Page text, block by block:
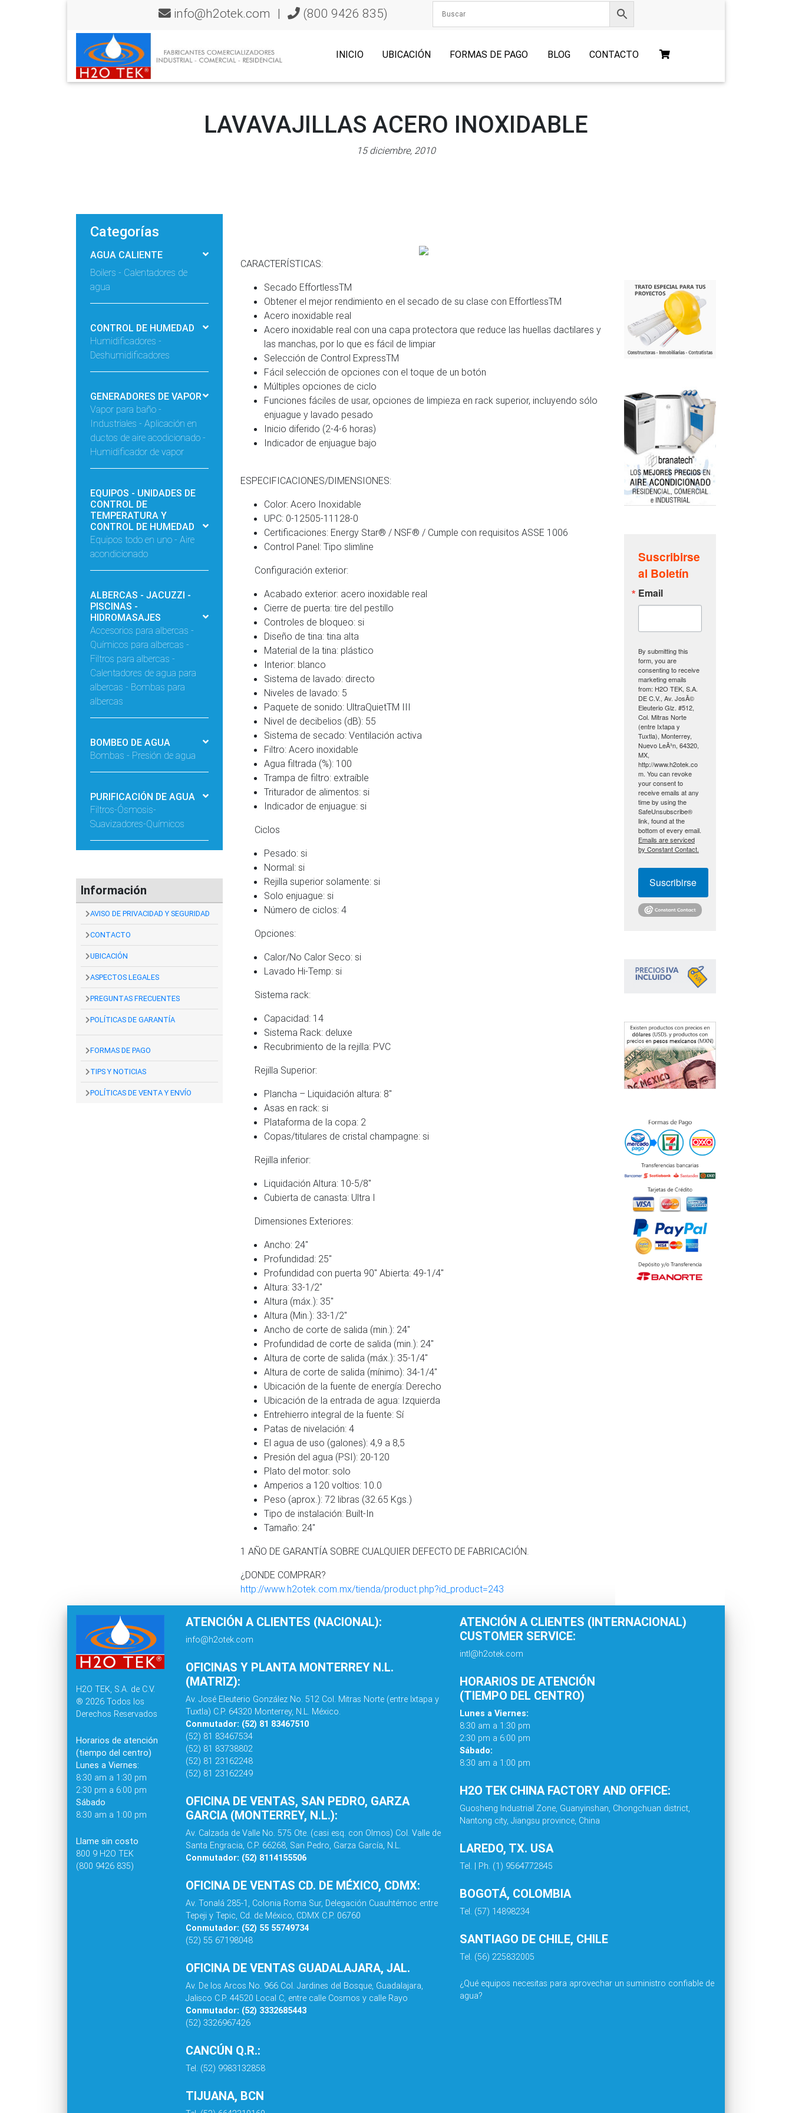
info@h2otek.com | (800 9426 835)
INICIO UBICACIÓN FORMAS DE PAGO BLOG CONTACTO
LAVAVAJILLAS ACERO INOXIDABLE
15 diciembre, 2010
Categorías
AGUA CALIENTE
Boilers - Calentadores de
agua
CONTROL DE HUMEDAD
Humidificadores -
Deshumidificadores
GENERADORES DE VAPOR
Vapor para baño -
Industriales - Aplicación en
ductos de aire acodicionado -
Humidificador de vapor
EQUIPOS - UNIDADES DE
CONTROL DE
TEMPERATURA Y
CONTROL DE HUMEDAD
Equipos todo en uno - Aire
acondicionado
ALBERCAS - JACUZZI -
PISCINAS -
HIDROMASAJES
Accesorios para albercas -
Químicos para albercas -
Filtros para albercas -
Calentadores de agua para
albercas - Bombas para
albercas
BOMBEO DE AGUA
Bombas - Presión de agua
PURIFICACIÓN DE AGUA
Filtros-Ósmosis-
Suavizadores-Químicos
Información
AVISO DE PRIVACIDAD Y SEGURIDAD
CONTACTO
UBICACIÓN
ASPECTOS LEGALES
PREGUNTAS FRECUENTES
POLÍTICAS DE GARANTÍA
FORMAS DE PAGO
TIPS Y NOTICIAS
POLÍTICAS DE VENTA Y ENVÍO
CARACTERÍSTICAS:
Secado EffortlessTM
Obtener el mejor rendimiento en el secado de su clase con EffortlessTM
Acero inoxidable real
Acero inoxidable real con una capa protectora que reduce las huellas dactilares y
las manchas, por lo que es fácil de limpiar
Selección de Control ExpressTM
Fácil selección de opciones con el toque de un botón
Múltiples opciones de ciclo
Funciones fáciles de usar, opciones de limpieza en rack superior, incluyendo sólo
enjuague y lavado pesado
Inicio diferido (2-4-6 horas)
Indicador de enjuague bajo
ESPECIFICACIONES/DIMENSIONES:
Color: Acero Inoxidable
UPC: 0-12505-11128-0
Certificaciones: Energy Star® / NSF® / Cumple con requisitos ASSE 1006
Control Panel: Tipo slimline
Configuración exterior:
Acabado exterior: acero inoxidable real
Cierre de puerta: tire del pestillo
Controles de bloqueo: si
Diseño de tina: tina alta
Material de la tina: plástico
Interior: blanco
Sistema de lavado: directo
Niveles de lavado: 5
Paquete de sonido: UltraQuietTM III
Nivel de decibelios (dB): 55
Sistema de secado: Ventilación activa
Filtro: Acero inoxidable
Agua filtrada (%): 100
Trampa de filtro: extraíble
Triturador de alimentos: si
Indicador de enjuague: si
Ciclos
Pesado: si
Normal: si
Rejilla superior solamente: si
Solo enjuague: si
Número de ciclos: 4
Opciones:
Calor/No Calor Seco: si
Lavado Hi-Temp: si
Sistema rack:
Capacidad: 14
Sistema Rack: deluxe
Recubrimiento de la rejilla: PVC
Rejilla Superior:
Plancha – Liquidación altura: 8″
Asas en rack: si
Plataforma de la copa: 2
Copas/titulares de cristal champagne: si
Rejilla inferior:
Liquidación Altura: 10-5/8″
Cubierta de canasta: Ultra I
Dimensiones Exteriores:
Ancho: 24″
Profundidad: 25″
Profundidad con puerta 90″ Abierta: 49-1/4″
Altura: 33-1/2″
Altura (máx.): 35″
Altura (Min.): 33-1/2″
Ancho de corte de salida (min.): 24″
Profundidad de corte de salida (min.): 24″
Altura de corte de salida (máx.): 35-1/4″
Altura de corte de salida (mínimo): 34-1/4″
Ubicación de la fuente de energía: Derecho
Ubicación de la entrada de agua: Izquierda
Entrehierro integral de la fuente: Sí
Patas de nivelación: 4
El agua de uso (galones): 4,9 a 8,5
Presión del agua (PSI): 20-120
Plato del motor: solo
Amperios a 120 voltios: 10.0
Peso (aprox.): 72 libras (32.65 Kgs.)
Tipo de instalación: Built-In
Tamaño: 24″
1 AÑO DE GARANTÍA SOBRE CUALQUIER DEFECTO DE FABRICACIÓN.
¿DONDE COMPRAR?
http://www.h2otek.com.mx/tienda/product.php?id_product=243
Suscribirse
al Boletín
Email
By submitting this
form, you are
consenting to receive
marketing emails
from: H2O TEK, S.A.
DE C.V., Av. JosÃ©
Eleuterio Glz. #512,
Col. Mitras Norte
(entre Ixtapa y
Tuxtla), Monterrey,
Nuevo LeÃ³n, 64320,
MX,
http://www.h2otek.co
m. You can revoke
your consent to
receive emails at any
time by using the
SafeUnsubscribe®
link, found at the
bottom of every email.
Emails are serviced
by Constant Contact.
Suscribirse
H2O TEK, S.A. de C.V.
® 2026 Todos los
Derechos Reservados
Horarios de atención
(tiempo del centro)
Lunes a Viernes:
8:30 am a 1:30 pm
2:30 pm a 6:00 pm
Sábado
8:30 am a 1:00 pm
Llame sin costo
800 9 H2O TEK
(800 9426 835)
ATENCIÓN A CLIENTES (NACIONAL):
info@h2otek.com
OFICINAS Y PLANTA MONTERREY N.L.
(MATRIZ):
Av. José Eleuterio González No. 512 Col. Mitras Norte (entre Ixtapa y
Tuxtla) C.P. 64320 Monterrey, N.L. México.
Conmutador: (52) 81 83467510
(52) 81 83467534
(52) 81 83738802
(52) 81 23162248
(52) 81 23162249
OFICINA DE VENTAS, SAN PEDRO, GARZA
GARCIA (MONTERREY, N.L.):
Av. Calzada de Valle No. 575 Ote. (casi esq. con Olmos) Col. Valle de
Santa Engracia, C.P. 66268, San Pedro, Garza García, N.L.
Conmutador: (52) 8114155506
OFICINA DE VENTAS CD. DE MÉXICO, CDMX:
Av. Tonalá 285-1, Colonia Roma Sur, Delegación Cuauhtémoc entre
Tepeji y Tepic, Cd. de México, CDMX C.P. 06760
Conmutador: (52) 55 55749734
(52) 55 67198048
OFICINA DE VENTAS GUADALAJARA, JAL.
Av. De los Arcos No. 966 Col. Jardines del Bosque, Guadalajara,
Jalisco C.P. 44520 Local C, entre calle Cosmos y calle Rayo
Conmutador: (52) 3332685443
(52) 3326967426
CANCÚN Q.R.:
Tel. (52) 9983132858
TIJUANA, BCN
ATENCIÓN A CLIENTES (INTERNACIONAL)
CUSTOMER SERVICE:
intl@h2otek.com
HORARIOS DE ATENCIÓN
(TIEMPO DEL CENTRO)
Lunes a Viernes:
8:30 am a 1:30 pm
2:30 pm a 6:00 pm
Sábado:
8:30 am a 1:00 pm
H2O TEK CHINA FACTORY AND OFFICE:
Guosheng Industrial Zone, Guanyinshan, Chongchuan district,
Nantong city, Jiangsu province, China
LAREDO, TX. USA
Tel. | Ph. (1) 9564772845
BOGOTÁ, COLOMBIA
Tel. (57) 14898234
SANTIAGO DE CHILE, CHILE
Tel. (56) 225832005
¿Qué equipos necesitas para aprovechar un suministro confiable de
agua?